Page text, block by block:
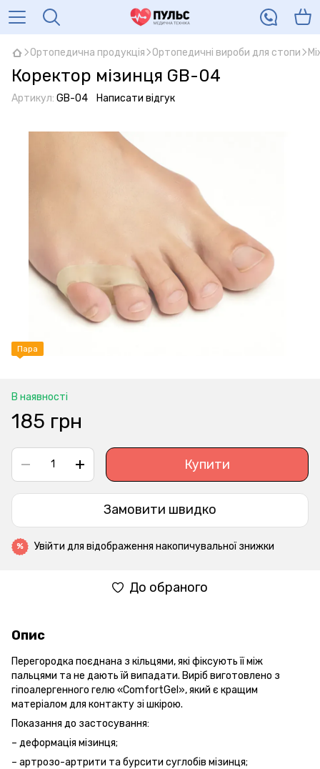
Ортопедична продукція Ортопедичні вироби для стопи
Коректор мізинця GB-04
Артикул: GB-04 Написати відгук
Пара
В наявності
185 грн
Купити
Замовити швидко
% Увійти для відображення накопичувальної знижки
До обраного
Опис
Перегородка поєднана з кільцями, які фіксують її між
пальцями та не дають їй випадати. Виріб виготовлено з
гіпоалергенного гелю «ComfortGel», який є кращим
матеріалом для контакту зі шкірою.
Показання до застосування:
– деформація мізинця;
– артрозо-артрити та бурсити суглобів мізинця;